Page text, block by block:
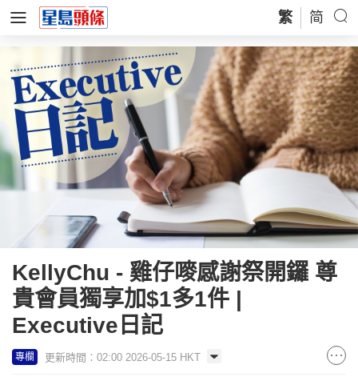
繁 简
KellyChu - 雞仔嘜感謝祭開鑼 尊
貴會員獨享加$1多1件 |
Executive日記
專欄 更新時間：02:00 2026-05-15 HKT